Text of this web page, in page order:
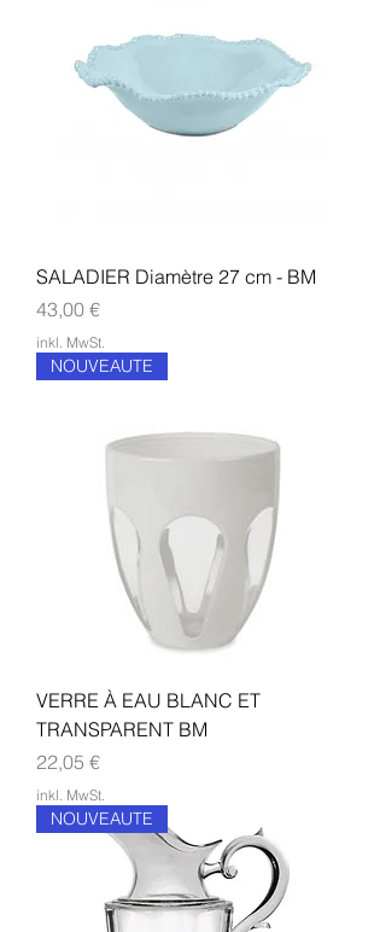
SALADIER Diamètre 27 cm - BM
Preis
43,00 €
inkl. MwSt.
NOUVEAUTE
VERRE À EAU BLANC ET
TRANSPARENT BM
Preis
22,05 €
inkl. MwSt.
NOUVEAUTE